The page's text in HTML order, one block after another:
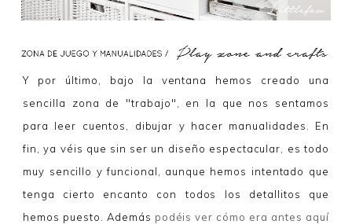
Y por último, bajo la ventana hemos creado una
sencilla zona de "trabajo", en la que nos sentamos
para leer cuentos, dibujar y hacer manualidades. En
fin, ya véis que sin ser un diseño espectacular, es todo
muy sencillo y funcional, aunque hemos intentado que
tenga cierto encanto con todos los detallitos que
hemos puesto. Además podéis ver cómo era antes aquí